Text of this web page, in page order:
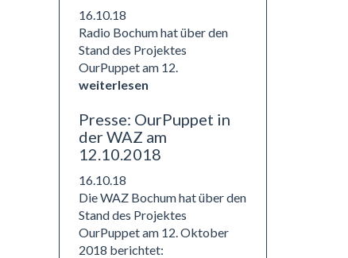
16.10.18
Radio Bochum hat über den
Stand des Projektes
OurPuppet am 12.
weiterlesen
Presse: OurPuppet in
der WAZ am
12.10.2018
16.10.18
Die WAZ Bochum hat über den
Stand des Projektes
OurPuppet am 12. Oktober
2018 berichtet: